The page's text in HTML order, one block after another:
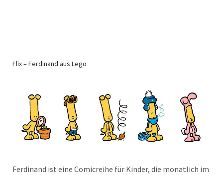
Flix – Ferdinand aus Lego
Ferdinand ist eine Comicreihe für Kinder, die monatlich im